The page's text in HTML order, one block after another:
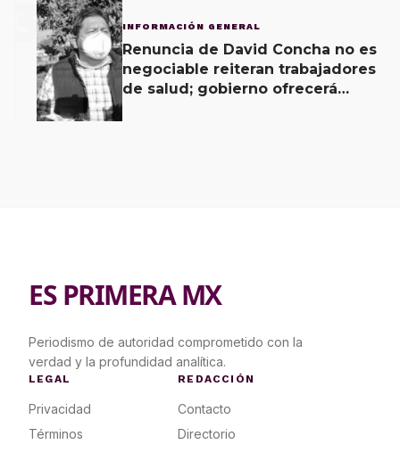
3 INFORMACIÓN GENERAL
Renuncia de David Concha no es
negociable reiteran trabajadores
de salud; gobierno ofrecerá
ES PRIMERA MX
Periodismo de autoridad comprometido con la
verdad y la profundidad analítica.
LEGAL
Privacidad
Términos
REDACCIÓN
Contacto
Directorio